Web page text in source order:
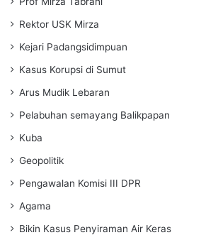
Rektor USK Mirza
Kejari Padangsidimpuan
Kasus Korupsi di Sumut
Arus Mudik Lebaran
Pelabuhan semayang Balikpapan
Kuba
Geopolitik
Pengawalan Komisi III DPR
Agama
Bikin Kasus Penyiraman Air Keras